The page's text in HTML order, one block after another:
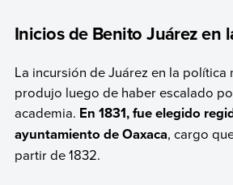
Inicios de Benito Juárez en
La incursión de Juárez en la política
produjo luego de haber escalado
academia. En 1831, fue elegido
ayuntamiento de Oaxaca, cargo
partir de 1832.